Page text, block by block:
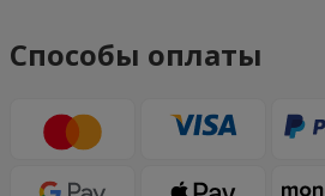
Способы оплаты